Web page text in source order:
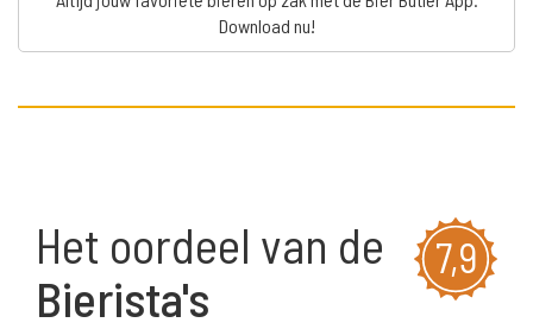
Download nu!
7,9
Het oordeel van de
Bierista's